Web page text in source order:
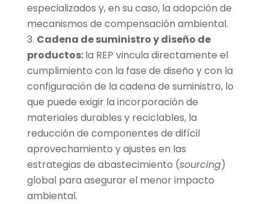
especializados y, en su caso, la adopción de
mecanismos de compensación ambiental.
Cadena de suministro y diseño de
productos:la REP vincula directamente el
cumplimiento con la fase de diseño y con la
configuración de la cadena de suministro, lo
que puede exigir la incorporación de
materiales durables y reciclables, la
reducción de componentes de difícil
aprovechamiento y ajustes en las
estrategias de abastecimiento (sourcing)
global para asegurar el menor impacto
ambiental.